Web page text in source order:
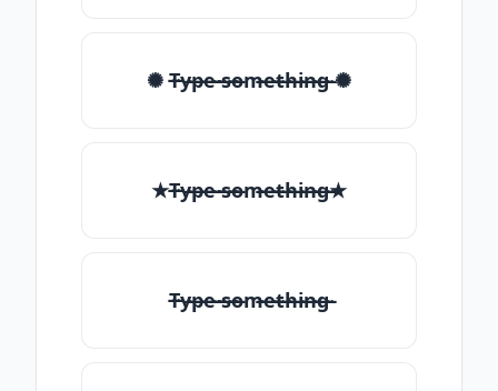
✺ T̶̴y̶̴p̶̴e̶̴ ̶̴s̶̴o̶̴m̶̴e̶̴t̶̴h̶̴i̶̴n̶̴g̶̴ ✺
★T̶̴y̶̴p̶̴e̶̴ ̶̴s̶̴o̶̴m̶̴e̶̴t̶̴h̶̴i̶̴n̶̴g̶̴★
T̶̴y̶̴p̶̴e̶̴ ̶̴s̶̴o̶̴m̶̴e̶̴t̶̴h̶̴i̶̴n̶̴g̶̴